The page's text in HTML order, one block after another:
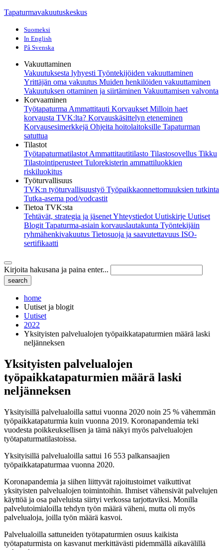
Tapaturmavakuutuskeskus
Suomeksi
In English
På Svenska
Vakuuttaminen
Vakuutuksesta lyhyesti Työntekijöiden vakuuttaminen
Yrittäjän oma vakuutus Muiden henkilöiden vakuuttaminen
Vakuutuksen ottaminen ja siirtäminen Vakuuttamisen valvonta
Korvaaminen
Työtapaturma Ammattitauti Korvaukset Milloin haet
korvausta TVK:lta? Korvauskäsittelyn eteneminen
Korvausesimerkkejä Ohjeita hoitolaitoksille Tapaturman
satuttua
Tilastot
Työtapaturmatilastot Ammattitautitilasto Tilastosovellus Tikku
Tilastointiperusteet Tulorekisterin ammattiluokkien
riskiluokitus
Työturvallisuus
TVK:n työturvallisuustyö Työpaikkaonnettomuuksien tutkinta
Tutka-asema pod/vodcastit
Tietoa TVK:sta
Tehtävät, strategia ja jäsenetYhteystiedot Uutiskirje Uutiset
Blogit Tapaturma-asiain korvauslautakunta Työntekijäin
ryhmähenkivakuutus Tietosuoja ja saavutettavuus ISO-
sertifikaatti
Kirjoita hakusana ja paina enter...
home
Uutiset ja blogit
Uutiset
2022
Yksityisten palvelualojen työpaikkatapaturmien määrä laski
neljänneksen
Yksityisten palvelualojen
työpaikkatapaturmien määrä laski
neljänneksen
Yksityisillä palvelualoilla sattui vuonna 2020 noin 25 % vähemmän
työpaikkatapaturmia kuin vuonna 2019. Koronapandemia teki
vuodesta poikkeuksellisen ja tämä näkyi myös palvelualojen
työtapaturmatilastoissa.
Yksityisillä palvelualoilla sattui 16 553 palkansaajien
työpaikkatapaturmaa vuonna 2020.
Koronapandemia ja siihen liittyvät rajoitustoimet vaikuttivat
yksityisten palvelualojen toimintoihin. Ihmiset vähensivät palvelujen
käyttöä ja osa palveluista siirtyi verkossa tarjottaviksi. Monilla
palvelutoimialoilla tehdyn työn määrä väheni, mutta oli myös
palvelualoja, joilla työn määrä kasvoi.
Palvelualoilla sattuneiden työtapaturmien osuus kaikista
työtapaturmista on kasvanut merkittävästi pidemmällä aikavälillä